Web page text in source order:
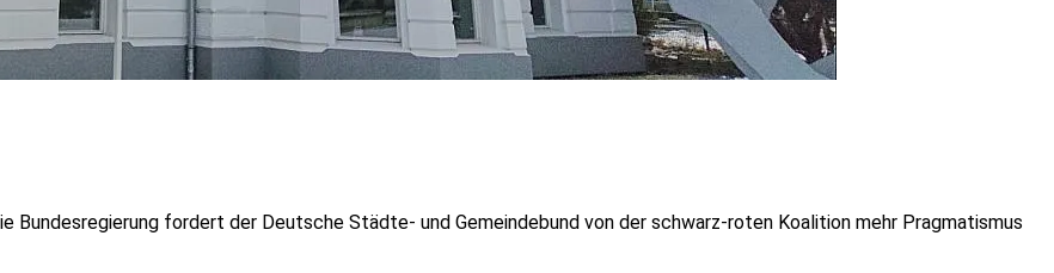
Bundesregierung fordert der Deutsche Städte- und Gemeindebund von der schwarz-roten Koalition mehr Pragmatismus